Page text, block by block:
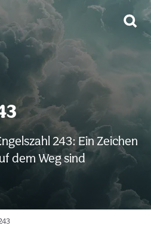
243: Ein Zeichen
dem Weg sind